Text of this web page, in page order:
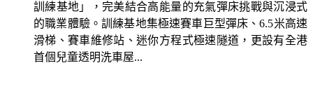
訓練基地」，完美結合高能量的充氣彈床挑戰與沉浸式
的職業體驗。訓練基地集極速賽車巨型彈床、6.5米高速
滑梯、賽車維修站、迷你方程式極速隧道，更設有全港
首個兒童透明洗車屋...